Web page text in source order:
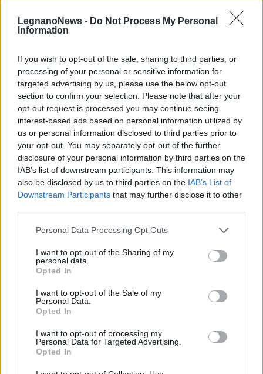
LegnanoNews - Do Not Process My Personal
Information
If you wish to opt-out of the sale, sharing to third parties, or
processing of your personal or sensitive information for
targeted advertising by us, please use the below opt-out
section to confirm your selection. Please note that after your
opt-out request is processed you may continue seeing
interest-based ads based on personal information utilized by
us or personal information disclosed to third parties prior to
your opt-out. You may separately opt-out of the further
disclosure of your personal information by third parties on the
IAB’s list of downstream participants. This information may
also be disclosed by us to third parties on the IAB’s List of
Downstream Participants that may further disclose it to other
Personal Data Processing Opt Outs
I want to opt-out of the Sharing of my
personal data.
Opted In
I want to opt-out of the Sale of my
Personal Data.
Opted In
I want to opt-out of processing my
Personal Data for Targeted Advertising.
Opted In
commento esprime il pensiero dell'autore e non rappresenta la linea editoriale
di VareseNews.it, che rimane autonoma e indipendente. I messaggi inclusi nei
commenti non sono testi giornalistici, ma post inviati dai singoli lettori che
possono essere automaticamente pubblicati senza filtro preventivo. I commenti
ALTRE NOTIZIE DI LEGNANO